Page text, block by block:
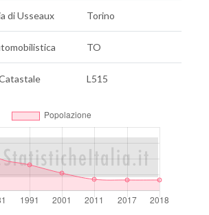
di Usseaux Torino
TO
L515